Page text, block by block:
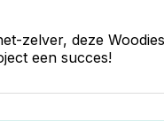
zelver, deze
een succes!